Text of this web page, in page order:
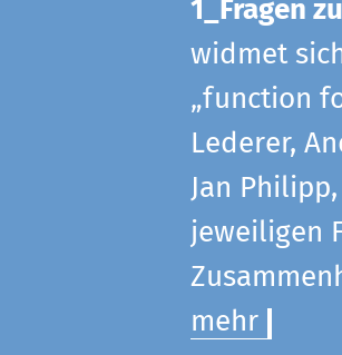
1_Fragen
widmet
„function
Lederer,
Jan
jeweiligen
mehr